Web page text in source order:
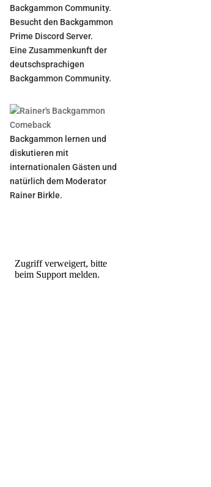
Backgammon Community.
Besucht den Backgammon
Prime Discord Server.
Eine Zusammenkunft der
deutschsprachigen
Backgammon Community.
Backgammon lernen und
diskutieren mit
internationalen Gästen und
natürlich dem Moderator
Rainer Birkle.